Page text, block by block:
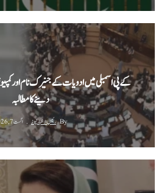
کے پی اسمبلی میں ادویات کے جنیرک نام اور
دینے کا مطالبہ
By رئیس الاخبار نیوز اگست 7, 2026